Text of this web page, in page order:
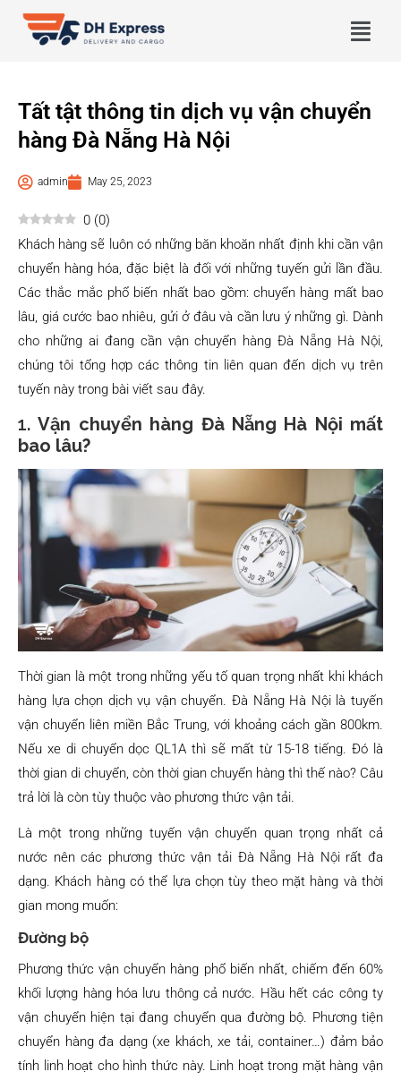
Tất tật thông tin dịch vụ vận chuyển
hàng Đà Nẵng Hà Nội
admin May 25, 2023
0 (0)
Khách hàng sẽ luôn có những băn khoăn nhất định khi cần vận
chuyển hàng hóa, đặc biệt là đối với những tuyến gửi lần đầu.
Các thắc mắc phổ biến nhất bao gồm: chuyển hàng mất bao
lâu, giá cước bao nhiêu, gửi ở đâu và cần lưu ý những gì. Dành
cho những ai đang cần vận chuyển hàng Đà Nẵng Hà Nội,
chúng tôi tổng hợp các thông tin liên quan đến dịch vụ trên
tuyến này trong bài viết sau đây.
1.Vận chuyển hàng Đà Nẵng Hà Nội mất
bao lâu?
Thời gian là một trong những yếu tố quan trọng nhất khi khách
hàng lựa chọn dịch vụ vận chuyển. Đà Nẵng Hà Nội là tuyến
vận chuyển liên miền Bắc Trung, với khoảng cách gần 800km.
Nếu xe di chuyển dọc QL1A thì sẽ mất từ 15-18 tiếng. Đó là
thời gian di chuyển, còn thời gian chuyển hàng thì thế nào? Câu
trả lời là còn tùy thuộc vào phương thức vận tải.
Là một trong những tuyến vận chuyển quan trọng nhất cả
nước nên các phương thức vận tải Đà Nẵng Hà Nội rất đa
dạng. Khách hàng có thể lựa chọn tùy theo mặt hàng và thời
gian mong muốn:
Đường bộ
Phương thức vận chuyển hàng phổ biến nhất, chiếm đến 60%
khối lượng hàng hóa lưu thông cả nước. Hầu hết các công ty
vận chuyển hiện tại đang chuyển qua đường bộ. Phương tiện
chuyển hàng đa dạng (xe khách, xe tải, container…) đảm bảo
tính linh hoạt cho hình thức này. Linh hoạt trong mặt hàng vận